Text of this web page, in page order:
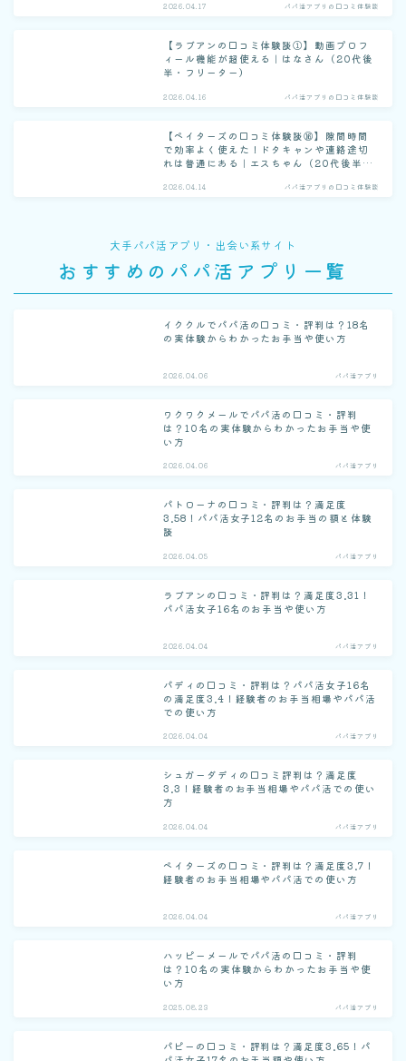
2026.04.17 パパ活アプリの口コミ体験談
【ラブアンの口コミ体験談①】動画プロフ
ィール機能が超使える｜はなさん（20代後
半・フリーター）
2026.04.16 パパ活アプリの口コミ体験談
【ペイターズの口コミ体験談⑯】隙間時間
で効率よく使えた！ドタキャンや連絡途切
れは普通にある｜エスちゃん（20代後半・
2026.04.14 パパ活アプリの口コミ体験談
大手パパ活アプリ・出会い系サイト
おすすめのパパ活アプリ一覧
イククルでパパ活の口コミ・評判は？18名
の実体験からわかったお手当や使い方
2026.04.06 パパ活アプリ
ワクワクメールでパパ活の口コミ・評判
は？10名の実体験からわかったお手当や使
い方
2026.04.06 パパ活アプリ
パトローナの口コミ・評判は？満足度
3.58！パパ活女子12名のお手当の額と体験
談
2026.04.05 パパ活アプリ
ラブアンの口コミ・評判は？満足度3.31！
パパ活女子16名のお手当や使い方
2026.04.04 パパ活アプリ
パディの口コミ・評判は？パパ活女子16名
の満足度3.4！経験者のお手当相場やパパ活
での使い方
2026.04.04 パパ活アプリ
シュガーダディの口コミ評判は？満足度
3.3！経験者のお手当相場やパパ活での使い
方
2026.04.04 パパ活アプリ
ペイターズの口コミ・評判は？満足度3.7！
経験者のお手当相場やパパ活での使い方
2026.04.04 パパ活アプリ
ハッピーメールでパパ活の口コミ・評判
は？10名の実体験からわかったお手当や使
い方
2025.08.23 パパ活アプリ
パピーの口コミ・評判は？満足度3.65！パ